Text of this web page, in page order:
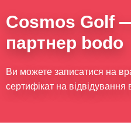
Cosmos Golf
партнер bodo
Ви можете записатися на
сертифікат на відвідування